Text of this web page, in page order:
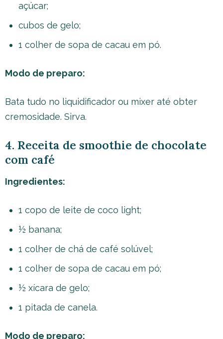
açúcar;
cubos de gelo;
1 colher de sopa de cacau em pó.
Modo de preparo:
Bata tudo no liquidificador ou mixer até obter
cremosidade. Sirva.
4. Receita de smoothie de chocolate
com café
Ingredientes:
1 copo de leite de coco light;
½ banana;
1 colher de chá de café solúvel;
1 colher de sopa de cacau em pó;
½ xícara de gelo;
1 pitada de canela.
Modo de preparo: